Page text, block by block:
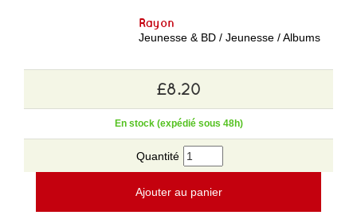
Rayon
Jeunesse & BD / Jeunesse / Albums
£8.20
En stock (expédié sous 48h)
Quantité
Ajouter au panier